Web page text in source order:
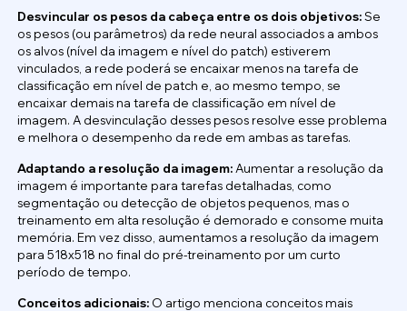
Desvincular os pesos da cabeça entre os dois objetivos:Se
os pesos (ou parâmetros) da rede neural associados a ambos
os alvos (nível da imagem e nível do patch) estiverem
vinculados, a rede poderá se encaixar menos na tarefa de
classificação em nível de patch e, ao mesmo tempo, se
encaixar demais na tarefa de classificação em nível de
imagem. A desvinculação desses pesos resolve esse problema
e melhora o desempenho da rede em ambas as tarefas.
Adaptando a resolução da imagem:Aumentar a resolução da
imagem é importante para tarefas detalhadas, como
segmentação ou detecção de objetos pequenos, mas o
treinamento em alta resolução é demorado e consome muita
memória. Em vez disso, aumentamos a resolução da imagem
para 518x518 no final do pré-treinamento por um curto
período de tempo.
Conceitos adicionais:O artigo menciona conceitos mais